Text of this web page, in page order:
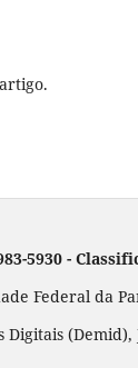
5930 -
Federal da